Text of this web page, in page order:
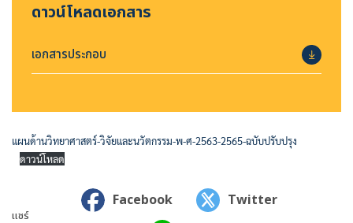
ดาวน์โหลดเอกสาร
เอกสารประกอบ
แผนด้านวิทยาศาสตร์-วิจัยและนวัตกรรม-พ-ศ-2563-2565-ฉบับปรับปรุง
ดาวน์โหลด
แชร์
Facebook
Twitter